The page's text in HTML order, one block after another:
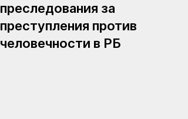
преследования за
преступления против
человечности в РБ